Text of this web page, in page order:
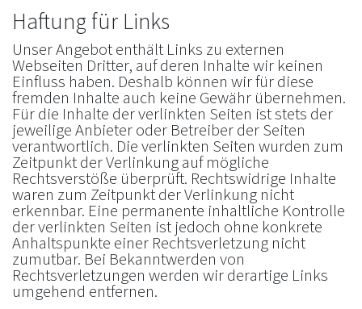
Haftung für Links
Unser Angebot enthält Links zu externen
Webseiten Dritter, auf deren Inhalte wir keinen
Einfluss haben. Deshalb können wir für diese
fremden Inhalte auch keine Gewähr übernehmen.
Für die Inhalte der verlinkten Seiten ist stets der
jeweilige Anbieter oder Betreiber der Seiten
verantwortlich. Die verlinkten Seiten wurden zum
Zeitpunkt der Verlinkung auf mögliche
Rechtsverstöße überprüft. Rechtswidrige Inhalte
waren zum Zeitpunkt der Verlinkung nicht
erkennbar. Eine permanente inhaltliche Kontrolle
der verlinkten Seiten ist jedoch ohne konkrete
Anhaltspunkte einer Rechtsverletzung nicht
zumutbar. Bei Bekanntwerden von
Rechtsverletzungen werden wir derartige Links
umgehend entfernen.